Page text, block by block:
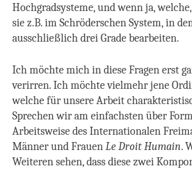
Hochgradsysteme, und wenn ja,
sie z.B. im Schröderschen System, in
ausschließlich drei Grade bearbeiten.
Ich möchte mich in diese Fragen erst
verirren. Ich möchte vielmehr jene
welche für unsere Arbeit
Sprechen wir am einfachsten über
Arbeitsweise des Internationalen
Männer und FrauenLe Droit Humain.
Weiteren sehen, dass diese zwei